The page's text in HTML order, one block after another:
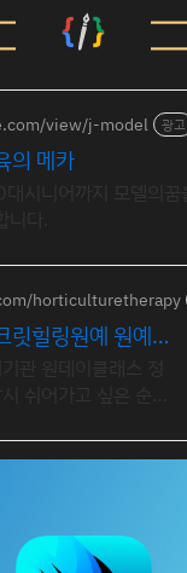
view/j-model 광고
의 메카
horticulturetherapy
릿힐링원예 원예